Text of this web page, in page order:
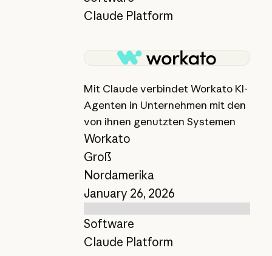
Claude Platform
Bericht anzeigen
Mit Claude verbindet Workato KI-
Agenten in Unternehmen mit den
von ihnen genutzten Systemen
Workato
Groß
Nordamerika
January 26, 2026
Software
Claude Platform